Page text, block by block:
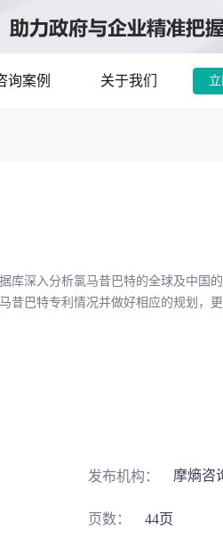
领域和市场情况，发现潜在机会
询案例 关于我们
库深入分析氯马昔巴特的全球及中国
昔巴特专利情况并做好相应的规划，
发布机构： 摩熵咨
页数： 44页